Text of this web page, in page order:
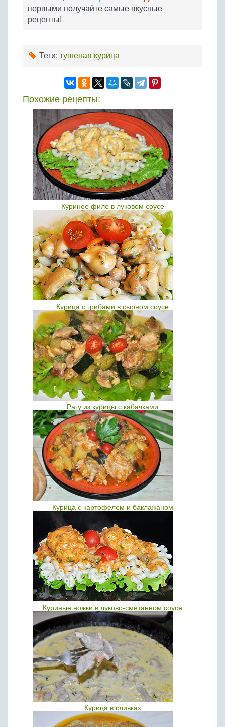
первыми получайте самые вкусные
рецепты!
Теги: тушеная курица
Похожие рецепты:
Куриное филе в луковом соусе
Курица с грибами в сырном соусе
Рагу из курицы с кабачками
Курица с картофелем и баклажаном
Куриные ножки в луково-сметанном соусе
Курица в сливках